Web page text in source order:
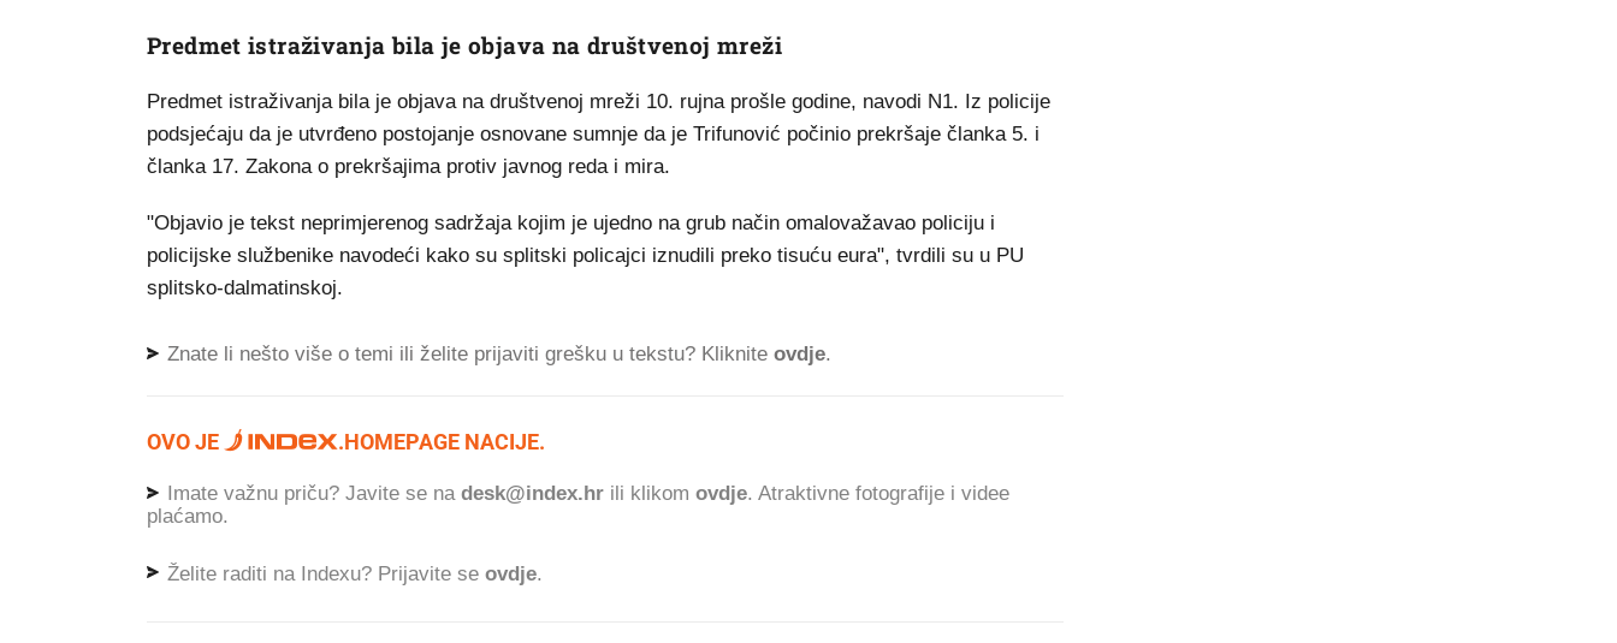
Predmet istraživanja bila je objava na društvenoj mreži
Predmet istraživanja bila je objava na društvenoj mreži 10. rujna prošle godine, navodi N1. Iz policije
podsjećaju da je utvrđeno postojanje osnovane sumnje da je Trifunović počinio prekršaje članka 5. i
članka 17. Zakona o prekršajima protiv javnog reda i mira.
"Objavio je tekst neprimjerenog sadržaja kojim je ujedno na grub način omalovažavao policiju i
policijske službenike navodeći kako su splitski policajci iznudili preko tisuću eura", tvrdili su u PU
splitsko-dalmatinskoj.
Znate li nešto više o temi ili želite prijaviti grešku u tekstu? Kliknite ovdje.
OVO JE .HOMEPAGE NACIJE.
Imate važnu priču? Javite se na desk@index.hr ili klikom ovdje. Atraktivne fotografije i videe
plaćamo.
Želite raditi na Indexu? Prijavite se ovdje.